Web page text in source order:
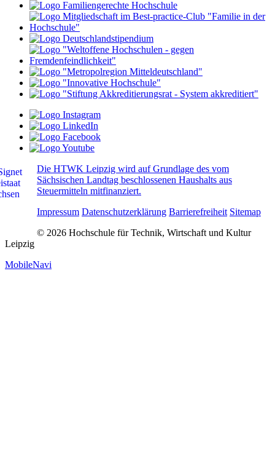
Die HTWK Leipzig wird auf Grundlage des vom
Sächsischen Landtag beschlossenen Haushalts aus
Steuermitteln mitfinanziert.
Impressum Datenschutzerklärung Barrierefreiheit Sitemap
© 2026 Hochschule für Technik, Wirtschaft und Kultur
Leipzig
MobileNavi